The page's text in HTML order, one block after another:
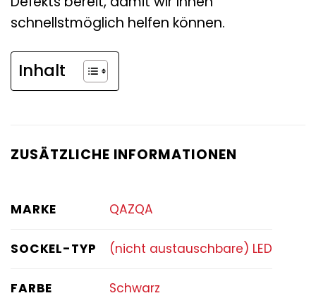
schnellstmöglich helfen können.
Inhalt
ZUSÄTZLICHE INFORMATIONEN
MARKE QAZQA
SOCKEL-TYP (nicht austauschbare) LED
FARBE Schwarz